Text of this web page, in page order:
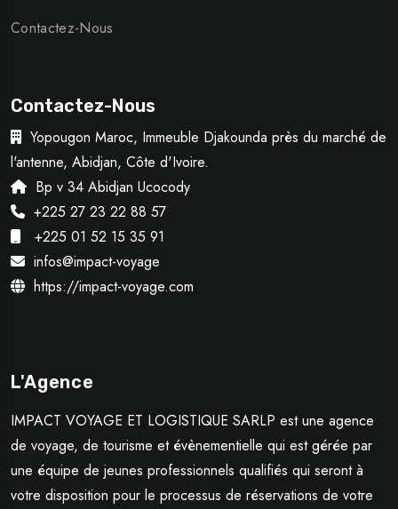
Contactez-Nous
Contactez-Nous
Yopougon Maroc, Immeuble Djakounda près du marché de
l'antenne, Abidjan, Côte d'Ivoire.
Bp v 34 Abidjan Ucocody
+225 27 23 22 88 57
+225 01 52 15 35 91
infos@impact-voyage
https://impact-voyage.com
L'Agence
IMPACT VOYAGE ET LOGISTIQUE SARLP est une agence
de voyage, de tourisme et évènementielle qui est gérée par
une équipe de jeunes professionnels qualifiés qui seront à
votre disposition pour le processus de réservations de votre